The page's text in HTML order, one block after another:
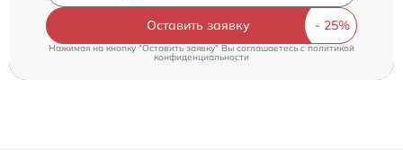
Оставить заявку
Нажимая на кнопку "Оставить заявку" Вы соглашаетесь cполитикой
конфиденциальности